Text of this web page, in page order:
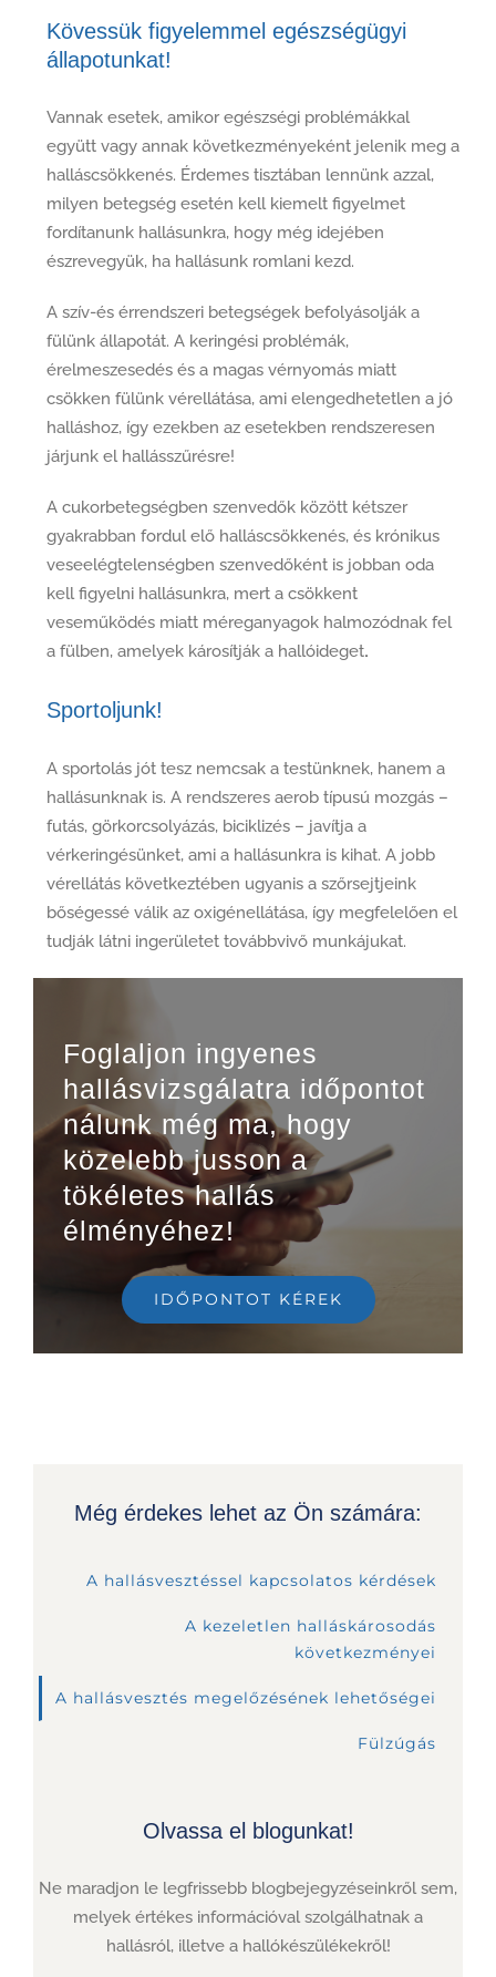
Kövessük figyelemmel egészségügyi
állapotunkat!
Vannak esetek, amikor egészségi problémákkal
együtt vagy annak következményeként jelenik meg a
halláscsökkenés. Érdemes tisztában lennünk azzal,
milyen betegség esetén kell kiemelt figyelmet
fordítanunk hallásunkra, hogy még idejében
észrevegyük, ha hallásunk romlani kezd.
A szív-és érrendszeri betegségek befolyásolják a
fülünk állapotát. A keringési problémák,
érelmeszesedés és a magas vérnyomás miatt
csökken fülünk vérellátása, ami elengedhetetlen a jó
halláshoz, így ezekben az esetekben rendszeresen
járjunk el hallásszűrésre!
A cukorbetegségben szenvedők között kétszer
gyakrabban fordul elő halláscsökkenés, és krónikus
veseelégtelenségben szenvedőként is jobban oda
kell figyelni hallásunkra, mert a csökkent
veseműködés miatt méreganyagok halmozódnak fel
a fülben, amelyek károsítják a hallóideget.
Sportoljunk!
A sportolás jót tesz nemcsak a testünknek, hanem a
hallásunknak is. A rendszeres aerob típusú mozgás –
futás, görkorcsolyázás, biciklizés – javítja a
vérkeringésünket, ami a hallásunkra is kihat. A jobb
vérellátás következtében ugyanis a szőrsejtjeink
bőségessé válik az oxigénellátása, így megfelelően el
tudják látni ingerületet továbbvivő munkájukat.
Foglaljon ingyenes
hallásvizsgálatra időpontot
nálunk még ma, hogy
közelebb jusson a
tökéletes hallás
élményéhez!
IDŐPONTOT KÉREK
Még érdekes lehet az Ön számára:
A hallásvesztéssel kapcsolatos kérdések
A kezeletlen halláskárosodás
következményei
A hallásvesztés megelőzésének lehetőségei
Fülzúgás
Olvassa el blogunkat!
Ne maradjon le legfrissebb blogbejegyzéseinkről sem,
melyek értékes információval szolgálhatnak a
hallásról, illetve a hallókészülékekről!